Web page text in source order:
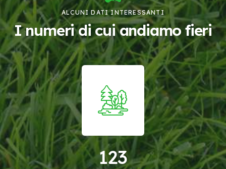
ALCUNI DATI INTERESSANTI
I numeri di cui andiamo fieri
123